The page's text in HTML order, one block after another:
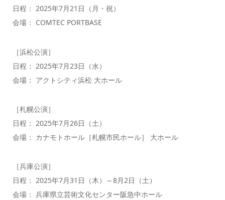
日程： 2025年7月21日（月・祝）
会場： COMTEC PORTBASE
［浜松公演］
日程： 2025年7月23日（水）
会場： アクトシティ浜松 大ホール
［札幌公演］
日程： 2025年7月26日（土）
会場： カナモトホール［札幌市民ホール］ 大ホール
［兵庫公演］
日程： 2025年7月31日（木）～8月2日（土）
会場： 兵庫県立芸術文化センター阪急中ホール